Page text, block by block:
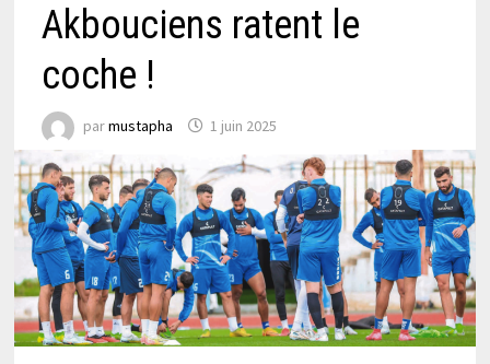
Akbouciens ratent le
coche !
parmustapha 1 juin 2025